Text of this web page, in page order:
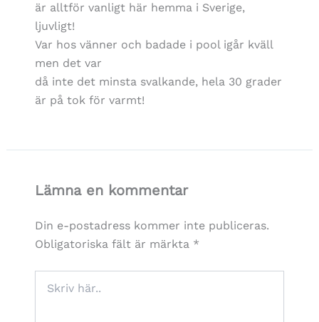
är alltför vanligt här hemma i Sverige,
ljuvligt!
Var hos vänner och badade i pool igår kväll
men det var
då inte det minsta svalkande, hela 30 grader
är på tok för varmt!
Lämna en kommentar
Din e-postadress kommer inte publiceras.
Obligatoriska fält är märkta *
här..